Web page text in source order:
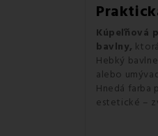
Kúpeľňová
bavlny,
Hebký
alebo
Hnedá farba
estetické –